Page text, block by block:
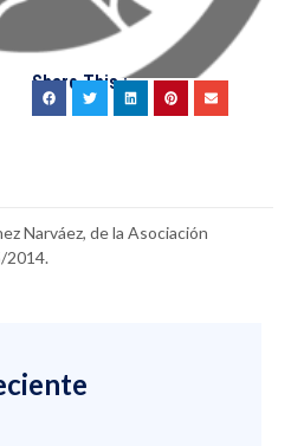
Share This :
Narváez, de la Asociación
2014.